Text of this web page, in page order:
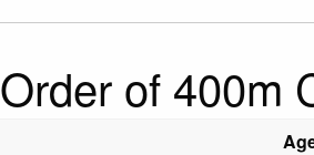
Order of 400m